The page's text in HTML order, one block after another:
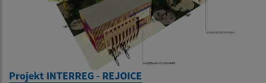
Projekt INTERREG - REJOICE